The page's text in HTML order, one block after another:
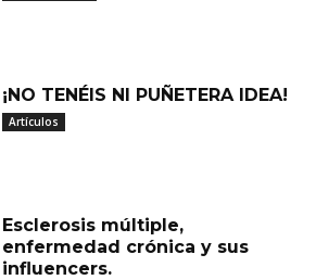
¡NO TENÉIS NI PUÑETERA IDEA!
Artículos
Esclerosis múltiple,
enfermedad crónica y sus
influencers.